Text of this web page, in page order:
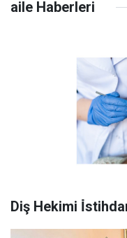
aile Haberleri
Diş Hekimi